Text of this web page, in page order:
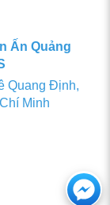
Ấn Quảng
Quang Định,
Minh